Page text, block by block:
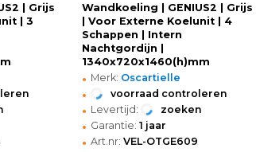
| Grijs
| 3
Wandkoeling | GENIUS2 | Grijs
| Voor Externe Koelunit | 4
Schappen | Intern
Nachtgordijn |
1340x720x1460(h)mm
• Merk: Oscartielle
• voorraad controleren
• Levertijd: zoeken
• Garantie: 1 jaar
• Art.nr: VEL-OTGE609